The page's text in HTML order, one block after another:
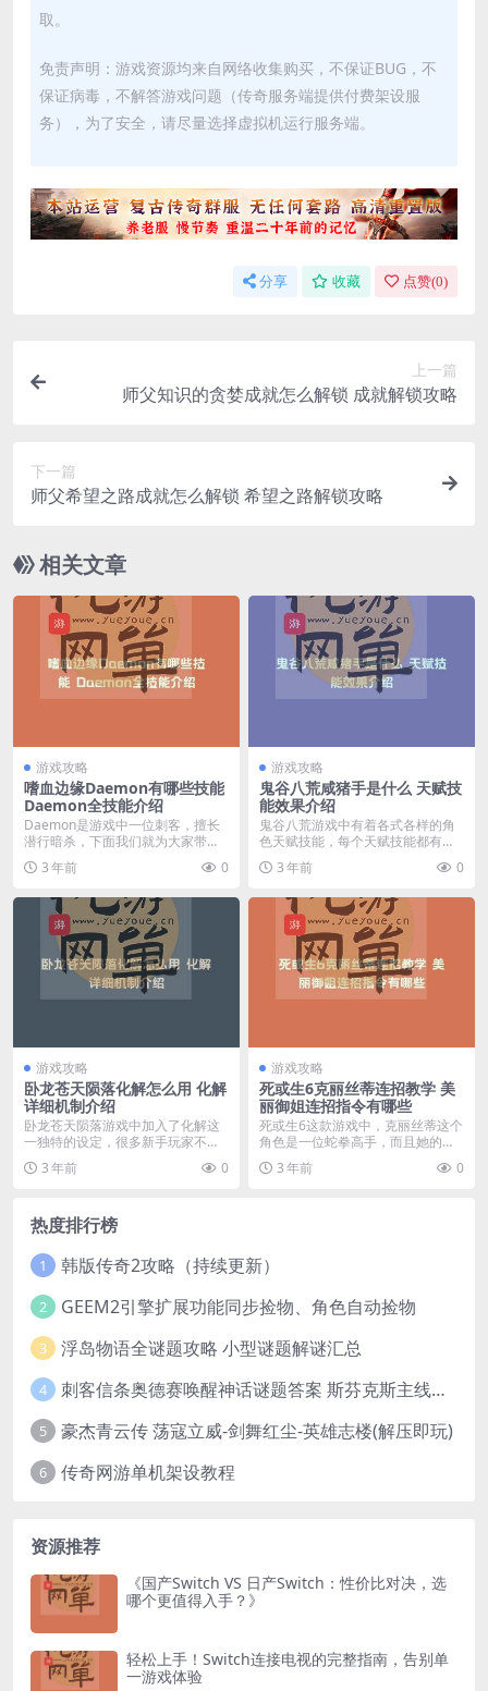
取。
免责声明：游戏资源均来自网络收集购买，不保证BUG，不
保证病毒，不解答游戏问题（传奇服务端提供付费架设服
务），为了安全，请尽量选择虚拟机运行服务端。
分享 收藏 点赞(0)
上一篇
师父知识的贪婪成就怎么解锁 成就解锁攻略
下一篇
师父希望之路成就怎么解锁 希望之路解锁攻略
相关文章
游戏攻略
嗜血边缘Daemon有哪些技能
Daemon全技能介绍
Daemon是游戏中一位刺客，擅长
潜行暗杀，下面我们就为大家带来
嗜血边缘Daem...
3 年前 0
游戏攻略
鬼谷八荒咸猪手是什么 天赋技
能效果介绍
鬼谷八荒游戏中有着各式各样的角
色天赋技能，每个天赋技能都有着
不同的效果在游戏中有...
3 年前 0
游戏攻略
卧龙苍天陨落化解怎么用 化解
详细机制介绍
卧龙苍天陨落游戏中加入了化解这
一独特的设定，很多新手玩家不了
解化解的使用方法。想...
3 年前 0
游戏攻略
死或生6克丽丝蒂连招教学 美
丽御姐连招指令有哪些
死或生6这款游戏中，克丽丝蒂这个
角色是一位蛇拳高手，而且她的身
手非常敏捷，可以一...
3 年前 0
热度排行榜
1 韩版传奇2攻略（持续更新）
2 GEEM2引擎扩展功能同步捡物、角色自动捡物
3 浮岛物语全谜题攻略 小型谜题解谜汇总
4 刺客信条奥德赛唤醒神话谜题答案 斯芬克斯主线攻略
5 豪杰青云传 荡寇立威-剑舞红尘-英雄志楼(解压即玩)
6 传奇网游单机架设教程
资源推荐
《国产Switch VS 日产Switch：性价比对决，选
哪个更值得入手？》
轻松上手！Switch连接电视的完整指南，告别单
一游戏体验